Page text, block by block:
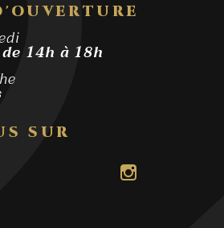
14h à 18h
SUR